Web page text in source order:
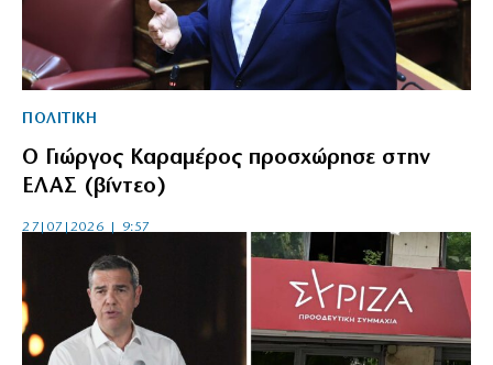
ΠΟΛΙΤΙΚΗ
Ο Γιώργος Καραμέρος προσχώρησε στην
ΕΛΑΣ (βίντεο)
27|07|2026 | 9:57